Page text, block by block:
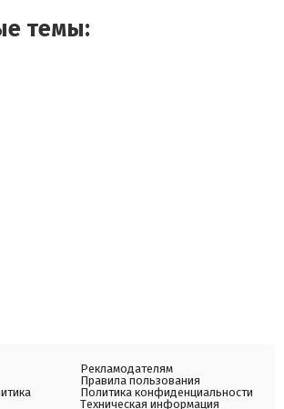
темы:
Рекламодателям
Правила пользования
Политика конфиденциальности
Техническая информация